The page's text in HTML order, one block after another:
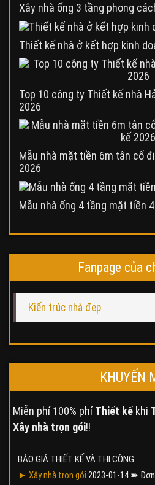
Xây nhà ống 3 tầng phong
Thiết kế nhà ở kết hợp kinh
Top 10 công ty Thiết kế nhà
2026
Mẫu nhà mặt tiền 6m tân cổ
2026
Mẫu nhà ống 4 tầng mặt tiền
Fanpage của
Kiến trúc nhà đẹp
KHUYẾN
Miễn phí 100% phíThiết kếkhi
Xây nhà trọn gói!!
BÁO GIÁ THIẾT KẾ VÀ THI CÔNG
► Xây nhà trọn gói 2023-01-14 ➽ Đơn